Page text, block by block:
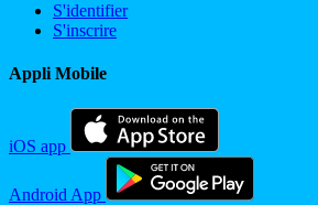
S'identifier
S'inscrire
Appli Mobile
iOS app
Android App